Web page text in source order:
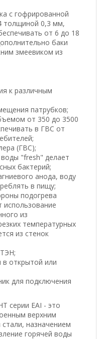
с гофрированной
толщиной 0,3 мм,
от 6 до 18
баки
змеевиком из
к различным
патрубков;
от 350 до 3500
в ГВС от
(ГВС);
воды "fresh" делает
бактерий;
анода, воду
в пищу;
подогрева
использование
из
температурных
из стенок
открытой или
для подключения
серии ЕАІ - это
верхним
назначением
горячей воды